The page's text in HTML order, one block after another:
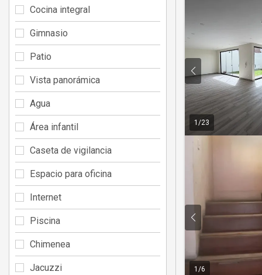
1 /23
1 /6
Cocina integral
Gimnasio
Patio
Vista panorámica
Agua
Área infantil
Caseta de vigilancia
Espacio para oficina
Internet
Piscina
Chimenea
Jacuzzi